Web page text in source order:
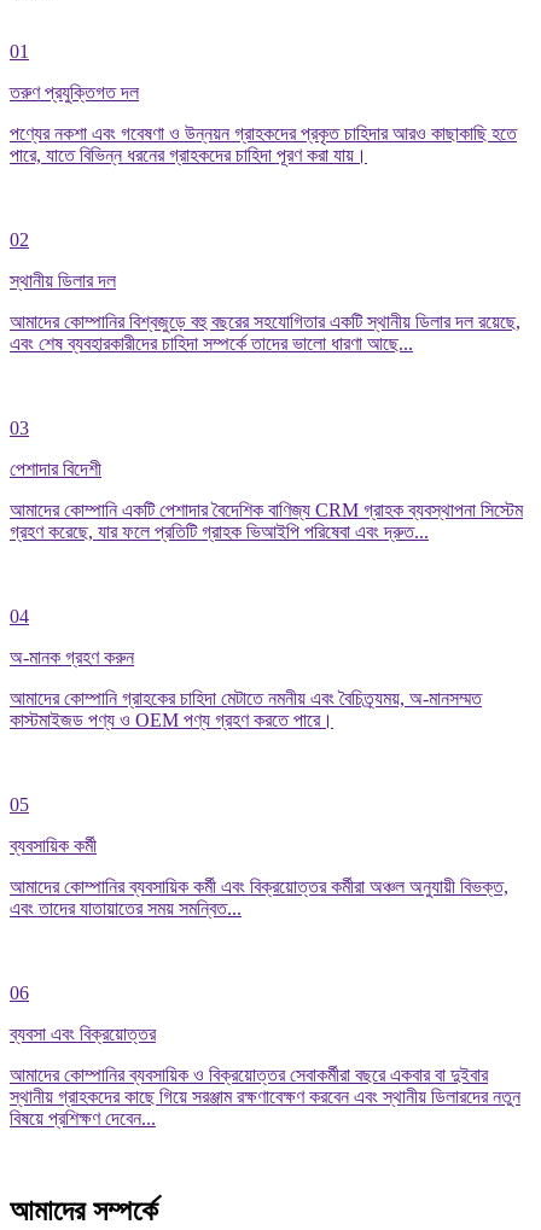
01
তরুণ প্রযুক্তিগত দল
পণ্যের নকশা এবং গবেষণা ও উন্নয়ন গ্রাহকদের প্রকৃত চাহিদার আরও কাছাকাছি হতে
পারে, যাতে বিভিন্ন ধরনের গ্রাহকদের চাহিদা পূরণ করা যায়।
02
স্থানীয় ডিলার দল
আমাদের কোম্পানির বিশ্বজুড়ে বহু বছরের সহযোগিতার একটি স্থানীয় ডিলার দল রয়েছে,
এবং শেষ ব্যবহারকারীদের চাহিদা সম্পর্কে তাদের ভালো ধারণা আছে...
03
পেশাদার বিদেশী
আমাদের কোম্পানি একটি পেশাদার বৈদেশিক বাণিজ্য CRM গ্রাহক ব্যবস্থাপনা সিস্টেম
গ্রহণ করেছে, যার ফলে প্রতিটি গ্রাহক ভিআইপি পরিষেবা এবং দ্রুত...
04
অ-মানক গ্রহণ করুন
আমাদের কোম্পানি গ্রাহকের চাহিদা মেটাতে নমনীয় এবং বৈচিত্র্যময়, অ-মানসম্মত
কাস্টমাইজড পণ্য ও OEM পণ্য গ্রহণ করতে পারে।
05
ব্যবসায়িক কর্মী
আমাদের কোম্পানির ব্যবসায়িক কর্মী এবং বিক্রয়োত্তর কর্মীরা অঞ্চল অনুযায়ী বিভক্ত,
এবং তাদের যাতায়াতের সময় সমন্বিত...
06
ব্যবসা এবং বিক্রয়োত্তর
আমাদের কোম্পানির ব্যবসায়িক ও বিক্রয়োত্তর সেবাকর্মীরা বছরে একবার বা দুইবার
স্থানীয় গ্রাহকদের কাছে গিয়ে সরঞ্জাম রক্ষণাবেক্ষণ করবেন এবং স্থানীয় ডিলারদের নতুন
বিষয়ে প্রশিক্ষণ দেবেন...
আমাদের সম্পর্কে